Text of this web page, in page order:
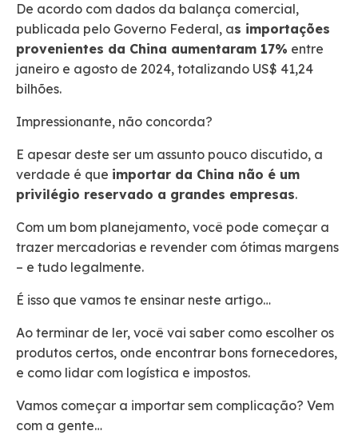
De acordo com dados da balança comercial,
publicada pelo Governo Federal, as importações
provenientes da China aumentaram 17% entre
janeiro e agosto de 2024, totalizando US$ 41,24
bilhões.
Impressionante, não concorda?
E apesar deste ser um assunto pouco discutido, a
verdade é que importar da China não é um
privilégio reservado a grandes empresas.
Com um bom planejamento, você pode começar a
trazer mercadorias e revender com ótimas margens
– e tudo legalmente.
É isso que vamos te ensinar neste artigo…
Ao terminar de ler, você vai saber como escolher os
produtos certos, onde encontrar bons fornecedores,
e como lidar com logística e impostos.
Vamos começar a importar sem complicação? Vem
com a gente…